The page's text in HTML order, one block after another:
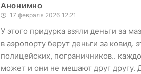
Анонимно
17 февраля 2026 12:21
У этого придурка взяли деньги за
в аэропорту берут деньги за ковид.
полицейских, пограничников..
может и они не мешают друг другу.